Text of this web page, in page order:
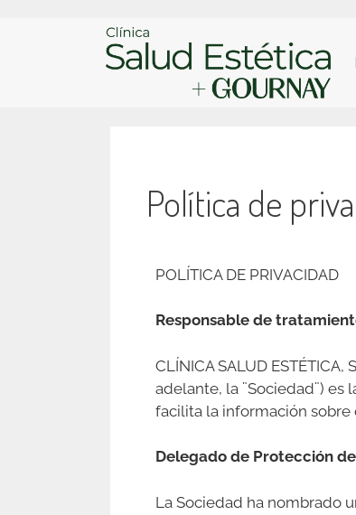
Política de
POLÍTICA DE PRIVACIDAD
Responsable de
CLÍNICA SALUD
adelante, la ¨Sociedad¨)
facilita la información sobre
Delegado de Protección
La Sociedad ha nombrado